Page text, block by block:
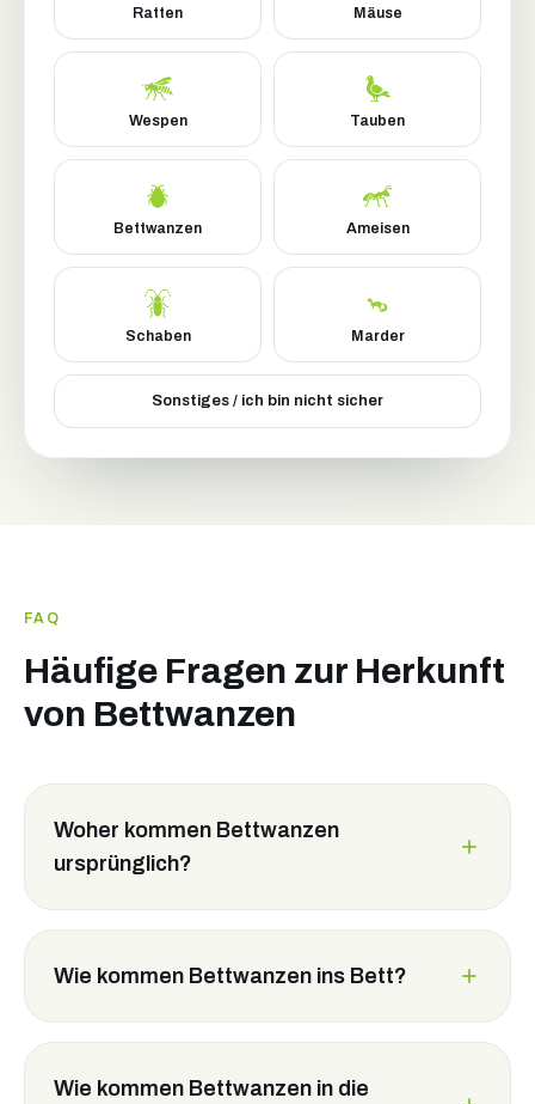
Ratten Mäuse
Wespen Tauben
Bettwanzen Ameisen
Schaben Marder
Sonstiges / ich bin nicht sicher
FAQ
Häufige Fragen zur Herkunft
von Bettwanzen
Woher kommen Bettwanzen
ursprünglich?
Wie kommen Bettwanzen ins Bett?
Wie kommen Bettwanzen in die